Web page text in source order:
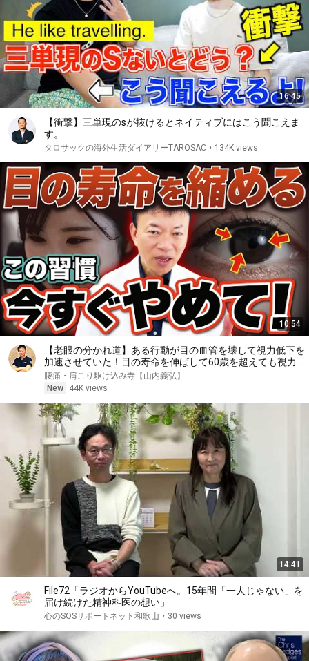
16:45
【衝撃】三単現のsが抜けるとネイティブにはこう聞こえま
す。
タロサックの海外生活ダイアリーTAROSAC • 134K views
10:54
【老眼の分かれ道】ある行動が目の血管を壊して視力低下を
加速させていた！目の寿命を伸ばして60歳を超えても視力
2.0を目指す神セルフケアとは！
腰痛・肩こり駆け込み寺【山内義弘】
New
44K views
14:41
File72「ラジオからYouTubeへ。15年間「一人じゃない」を
届け続けた精神科医の想い」
心のSOSサポートネット和歌山 • 30 views